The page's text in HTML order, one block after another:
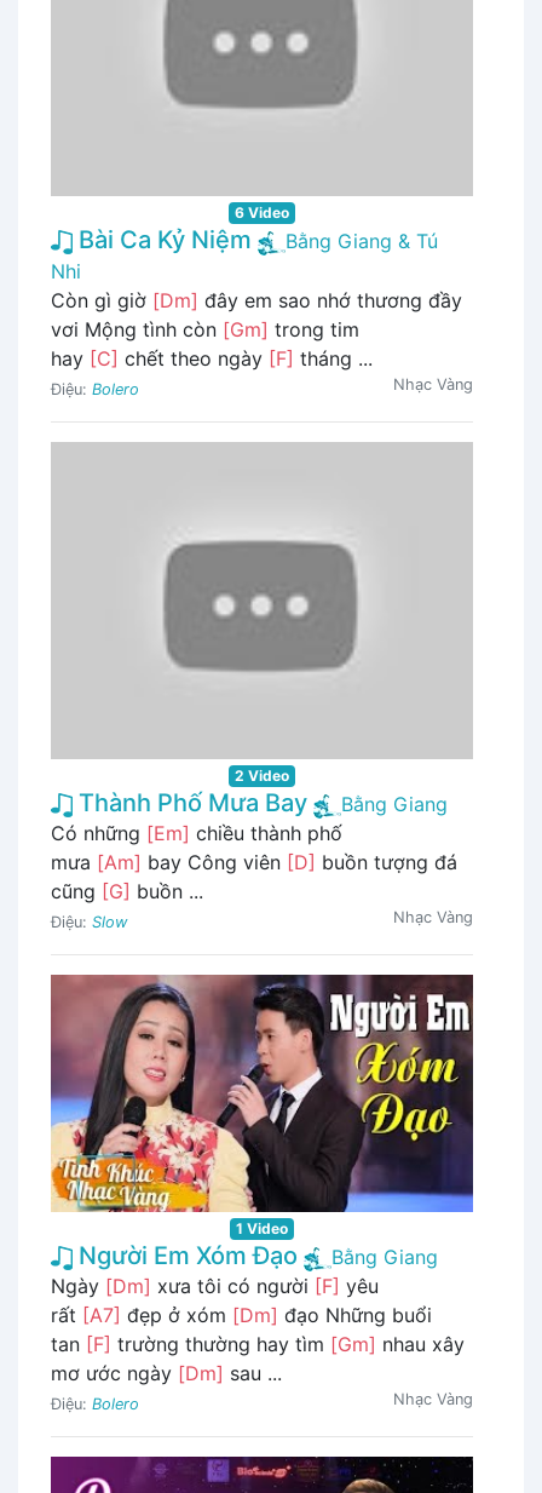
6 Video
Bài Ca Kỷ Niệm
Bằng Giang & Tú
Nhi
Còn gì giờ [Dm] đây em sao nhớ thương đầy
vơi Mộng tình còn [Gm] trong tim
hay [C] chết theo ngày [F] tháng ...
Điệu: Bolero Nhạc Vàng
2 Video
Thành Phố Mưa Bay
Bằng Giang
Có những [Em] chiều thành phố
mưa [Am] bay Công viên [D] buồn tượng đá
cũng [G] buồn ...
Điệu: Slow Nhạc Vàng
1 Video
Người Em Xóm Đạo
Bằng Giang
Ngày [Dm] xưa tôi có người [F] yêu
rất [A7] đẹp ở xóm [Dm] đạo Những buổi
tan [F] trường thường hay tìm [Gm] nhau xây
mơ ước ngày [Dm] sau ...
Điệu: Bolero Nhạc Vàng